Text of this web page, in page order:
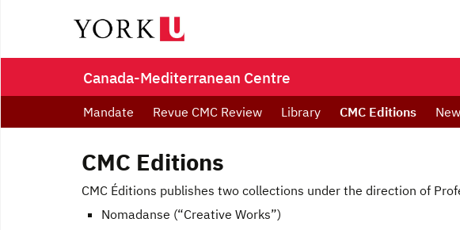
Canada-Mediterranean Centre
Mandate Revue CMC Review Library CMC Editions
CMC Editions
CMC Éditions publishes two collections under the direction of
Nomadanse (“Creative Works”)